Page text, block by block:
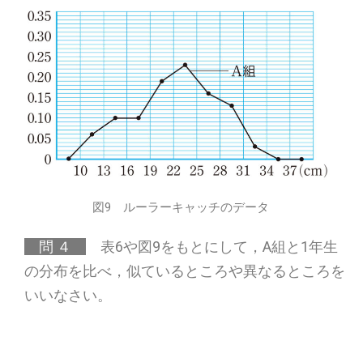
図9 ルーラーキャッチのデータ
問 ４
表6や図9をもとにして，A組と1年生
の分布を比べ，似ているところや異なるところを
いいなさい。